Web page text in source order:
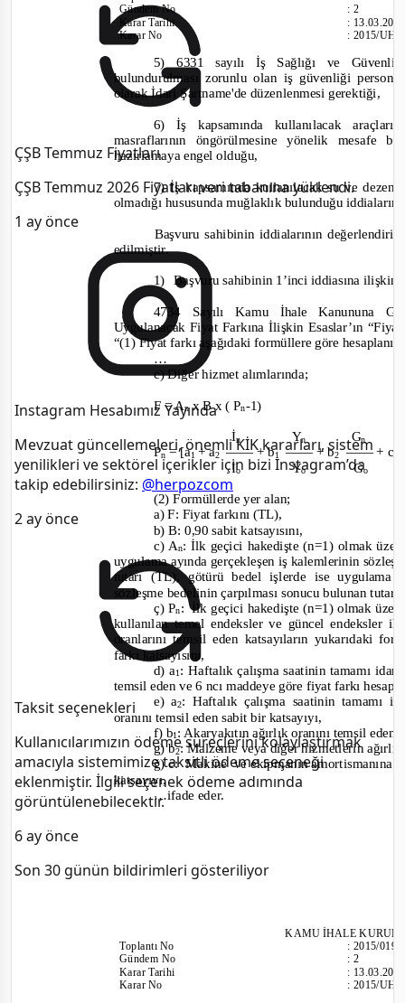
ÇŞB Temmuz Fiyatları
ÇŞB Temmuz 2026 Fiyatları veri tabanına yüklendi.
1 ay önce
Instagram Hesabımız Yayında
Mevzuat güncellemeleri, önemli KİK kararları, sistem
yenilikleri ve sektörel içerikler için bizi Instagram’da
takip edebilirsiniz: @herpozcom
2 ay önce
Taksit seçenekleri
Kullanıcılarımızın ödeme süreçlerini kolaylaştırmak
amacıyla sistemimize taksitli ödeme seçeneği
eklenmiştir. İlgili seçenek ödeme adımında
görüntülenebilecektir.
6 ay önce
Son 30 günün bildirimleri gösteriliyor
Gündem No
Karar Tarihi
Karar No
:2
:
:2015/
5) 6331 sayılı İş Sağlığı ve
bulundurulması zorunlu olan iş güvenliği
olarak İdari Şartname'de düzenlenmesi gerektiği,
6) İş kapsamında kullanılacak
masraflarının öngörülmesine yönelik mesafe
hazırlamaya engel olduğu,
7) İş kapsamında kullanılacak su ve
olmadığı hususunda muğlaklık bulunduğu i
Başvuru sahibinin iddialarının
edilmiştir.
1)Başvuru sahibinin 1’inci iddiasına
4734 Sayılı Kamu İhale Kanununa
Uygulanacak Fiyat Farkına İlişkin Esaslar’ın
“(1) Fiyat farkı aşağıdaki formüllere göre
…
c) Diğer hizmet alımlarında;
F = Anx B x ( Pn-1)
İn
Pn= [a1 + a2——+ b1——+ b2 ——+ c
İoYoGo
Yn Gn
(2) Formüllerde yer alan;
a) F: Fiyat farkını (TL),
b) B: 0,90 sabit katsayısını,
c) An: İlk geçici hakedişte (n=1) olmak
uygulama ayında gerçekleşen iş kalemlerinin
tutarı (TL), götürü bedel işlerde ise uygulama
sözleşme bedelinin çarpılması sonucu bulunan
ç) Pn:İlk geçici hakedişte (n=1) olmak
kullanılan temel endeksler ve güncel endeksler
oranlarını temsil eden katsayıların yukarıdaki
farkı katsayısını,
d) a1: Haftalık çalışma saatinin tamamı
temsil eden ve 6 ncı maddeye göre fiyat farkı
e) a2: Haftalık çalışma saatinin tamamı
oranını temsil eden sabit bir katsayıyı,
f) b1: Akaryakıtın ağırlık oranını temsil
g) b2: Malzeme veya diğer hizmetlerin
ğ) c: Makineve ekipmanın amortismanına
katsayıyı,
…ifade eder.
KAMU İHALE
ToplantıNo
Gündem No
Karar Tarihi
Karar No
:2015/019
:2
:
:2015/